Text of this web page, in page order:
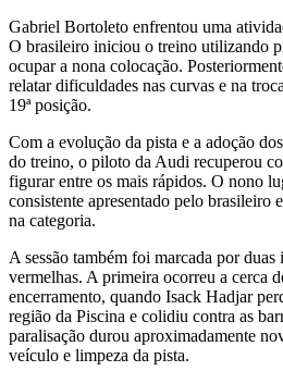
Gabriel Bortoleto enfrentou uma
O brasileiro iniciou o treino utilizando
ocupar a nona colocação.
relatar dificuldades nas curvas e na
19ª posição.
Com a evolução da pista e a adoção
do treino, o piloto da Audi recuperou
figurar entre os mais rápidos. O nono
consistente apresentado pelo brasileiro
na categoria.
A sessão também foi marcada por
vermelhas. A primeira ocorreu a cerca
encerramento, quando Isack Hadjar
região da Piscina e colidiu contra as
paralisação durou aproximadamente
veículo e limpeza da pista.